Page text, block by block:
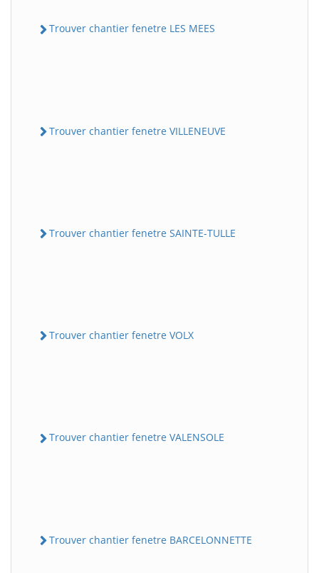
Trouver chantier fenetre LES MEES
Trouver chantier fenetre VILLENEUVE
Trouver chantier fenetre SAINTE-TULLE
Trouver chantier fenetre VOLX
Trouver chantier fenetre VALENSOLE
Trouver chantier fenetre BARCELONNETTE